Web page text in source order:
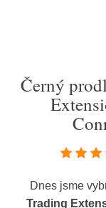
Černý
Dnes jsme
Trading